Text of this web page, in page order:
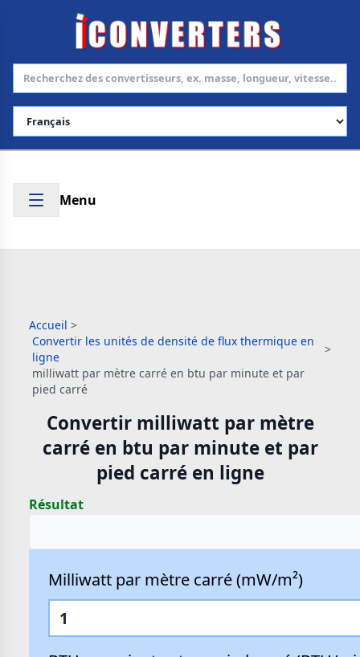
Choisir la langue
Menu
Accueil >
Convertir les unités de densité de flux thermique en
ligne
>
milliwatt par mètre carré en btu par minute et par
pied carré
Convertir milliwatt par mètre
carré en btu par minute et par
pied carré en ligne
Résultat
Milliwatt par mètre carré (mW/m²)